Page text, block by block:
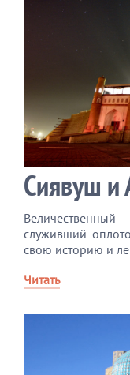
Сиявуш и
служивший
свою историю и
Читать